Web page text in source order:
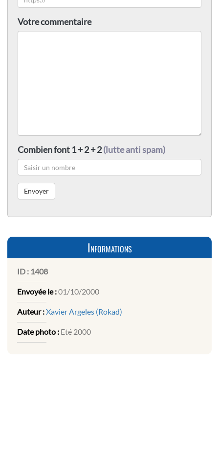
Votre commentaire
Combien font 1 + 2 + 2(lutte anti spam)
Informations
ID : 1408
Envoyée le :01/10/2000
Auteur :Xavier Argeles (Rokad)
Date photo : Eté 2000